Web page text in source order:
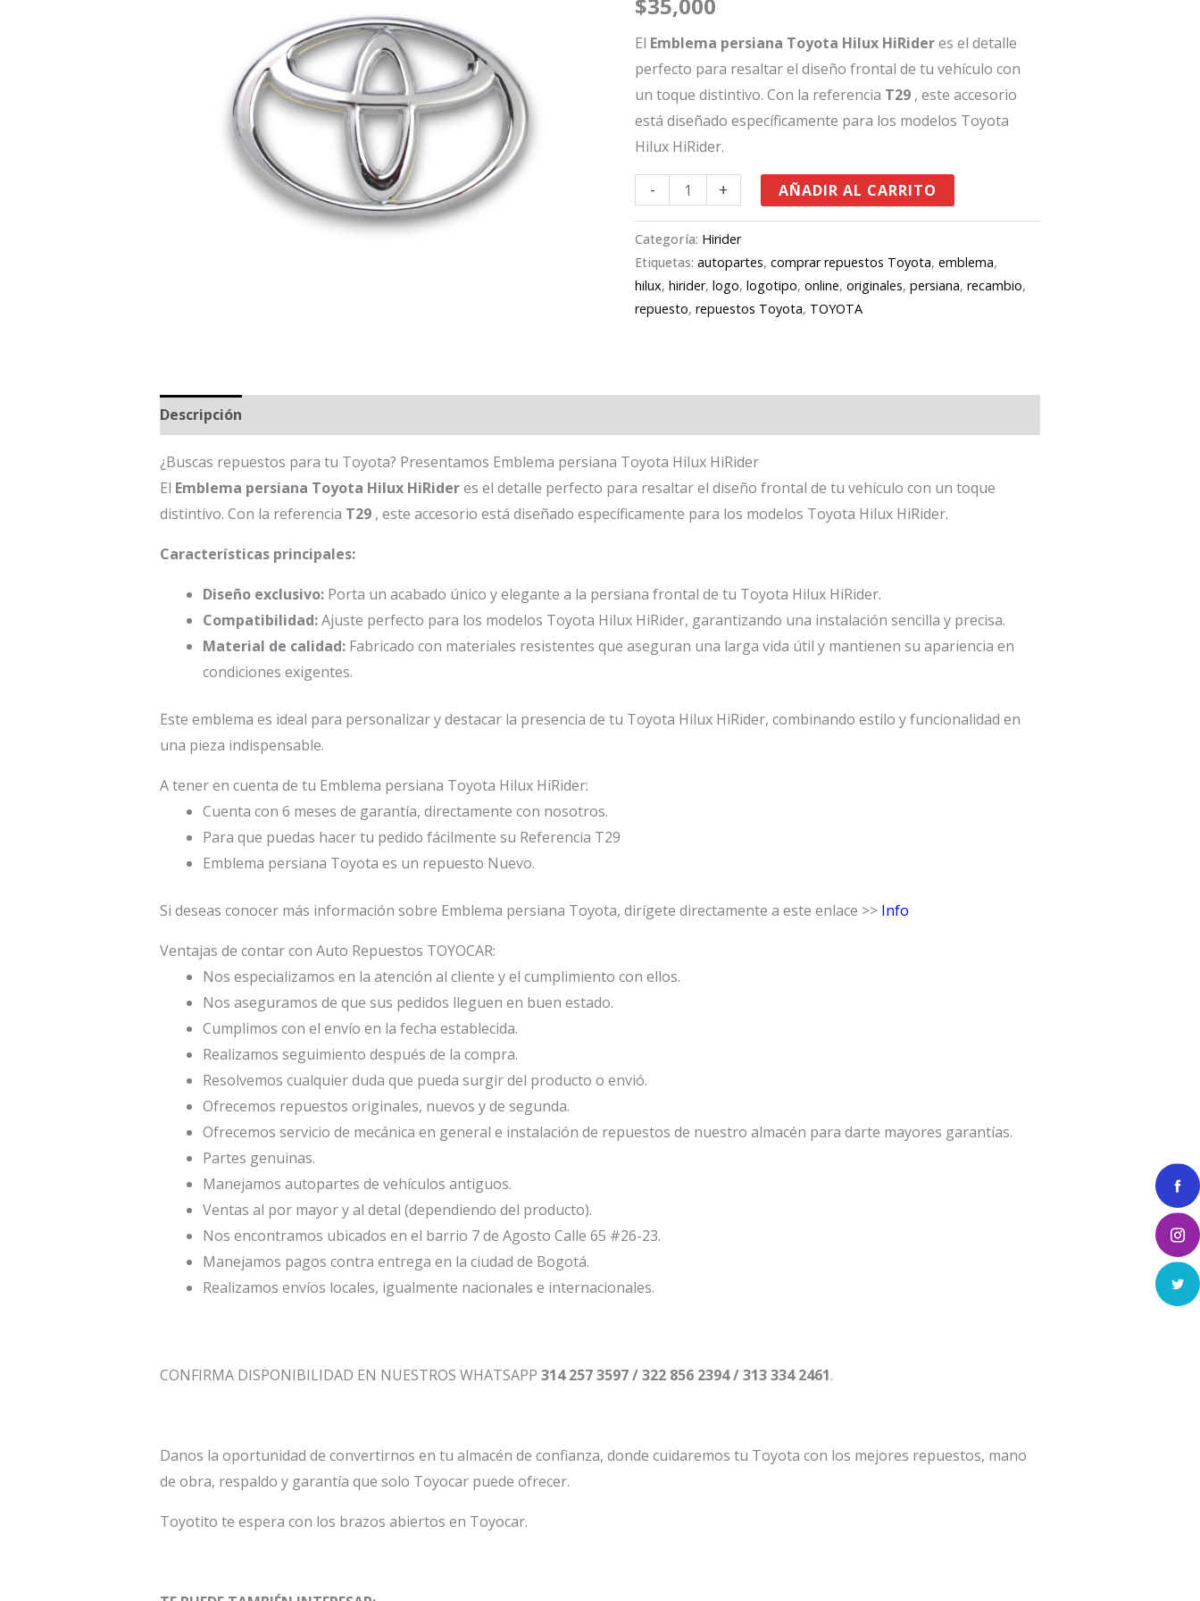
$35,000
El Emblema persiana Toyota Hilux HiRideres el detalle
perfecto para resaltar el diseño frontal de tu vehículo con
un toque distintivo. Con la referencia T29 , este accesorio
está diseñado específicamente para los modelos Toyota
Hilux HiRider.
-
HiRider
cantidad
+ AÑADIR AL CARRITO
Categoría: Hirider
Etiquetas:autopartes,comprar repuestos Toyota,emblema,
hilux,hirider,logo,logotipo,online,originales,persiana,recambio,
repuesto,repuestos Toyota, TOYOTA
Descripción
¿Buscas repuestos para tu Toyota? Presentamos Emblema persiana Toyota Hilux HiRider
El Emblema persiana Toyota Hilux HiRideres el detalle perfecto para resaltar el diseño frontal de tu vehículo con un toque
distintivo. Con la referencia T29, este accesorio está diseñado específicamente para los modelos Toyota Hilux HiRider.
Características principales:
Diseño exclusivo:Porta un acabado único y elegante a la persiana frontal de tu Toyota Hilux HiRider.
Compatibilidad:Ajuste perfecto para los modelos Toyota Hilux HiRider, garantizando una instalación sencilla y precisa.
Material de calidad:Fabricado con materiales resistentes que aseguran una larga vida útil y mantienen su apariencia en
condiciones exigentes.
Este emblema es ideal para personalizar y destacar la presencia de tu Toyota Hilux HiRider, combinando estilo y funcionalidad en
una pieza indispensable.
A tener en cuenta de tu Emblema persiana Toyota Hilux HiRider:
Cuenta con 6 meses de garantía, directamente con nosotros.
Para que puedas hacer tu pedido fácilmente su Referencia T29
Emblema persiana Toyota es un repuesto Nuevo.
Si deseas conocer más información sobre Emblema persiana Toyota, dirígete directamente a este enlace >> Info
Ventajas de contar con Auto Repuestos TOYOCAR:
Nos especializamos en la atención al cliente y el cumplimiento con ellos.
Nos aseguramos de que sus pedidos lleguen en buen estado.
Cumplimos con el envío en la fecha establecida.
Realizamos seguimiento después de la compra.
Resolvemos cualquier duda que pueda surgir del producto o envió.
Ofrecemos repuestos originales, nuevos y de segunda.
Ofrecemos servicio de mecánica en general e instalación de repuestos de nuestro almacén para darte mayores garantías.
Partes genuinas.
Manejamos autopartes de vehículos antiguos.
Ventas al por mayor y al detal (dependiendo del producto).
Nos encontramos ubicados en el barrio 7 de Agosto Calle 65 #26-23.
Manejamos pagos contra entrega en la ciudad de Bogotá.
Realizamos envíos locales, igualmente nacionales e internacionales.
CONFIRMA DISPONIBILIDAD EN NUESTROS WHATSAPP 314 257 3597 / 322 856 2394 / 313 334 2461.
Danos la oportunidad de convertirnos en tu almacén de confianza, donde cuidaremos tu Toyota con los mejores repuestos, mano
de obra, respaldo y garantía que solo Toyocar puede ofrecer.
Toyotito te espera con los brazos abiertos en Toyocar.